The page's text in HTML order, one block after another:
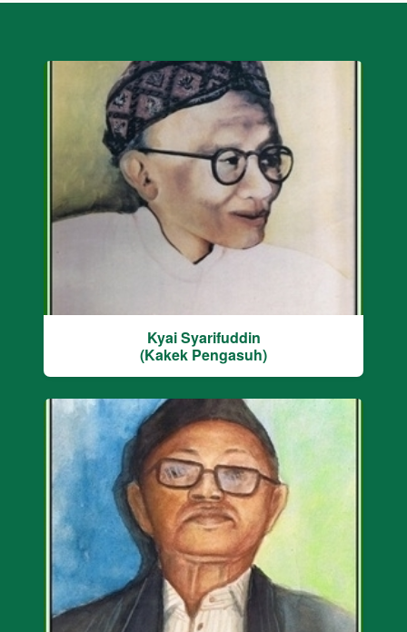
Kyai Syarifuddin
(Kakek Pengasuh)